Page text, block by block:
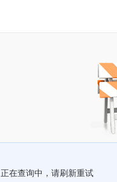
正在查询中，请刷新重试